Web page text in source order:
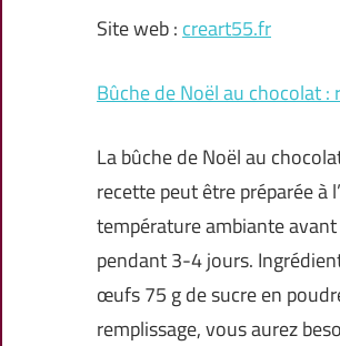
Site web :creart55.fr
Bûche de Noël au chocolat
La bûche de Noël au
recette peut être préparée à
température ambiante
pendant 3-4 jours.
œufs 75 g de sucre en
remplissage, vous aurez